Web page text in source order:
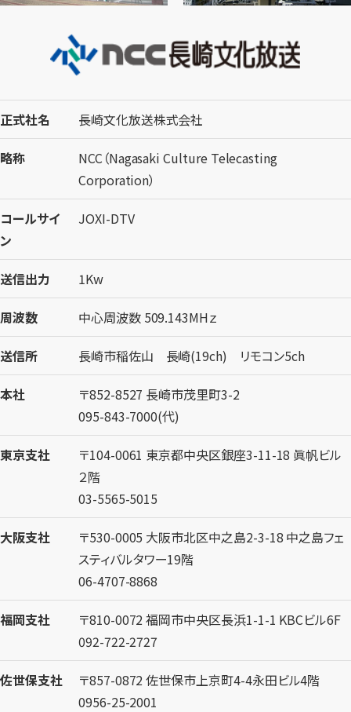
正式社名 長崎文化放送株式会社
略称
NCC（Nagasaki Culture Telecasting
Corporation）
コールサイ
ン
JOXI-DTV
送信出力 1Kw
周波数 中心周波数 509.143MHｚ
送信所 長崎市稲佐山 長崎(19ch) リモコン5ch
本社
〒852-8527 長崎市茂里町3-2
095-843-7000(代)
東京支社
〒104-0061 東京都中央区銀座3-11-18 眞帆ビル
２階
03-5565-5015
大阪支社
〒530-0005 大阪市北区中之島2-3-18 中之島フェ
スティバルタワー19階
06-4707-8868
福岡支社
〒810-0072 福岡市中央区長浜1-1-1 KBCビル6F
092-722-2727
佐世保支社
〒857-0872 佐世保市上京町4-4永田ビル4階
0956-25-2001